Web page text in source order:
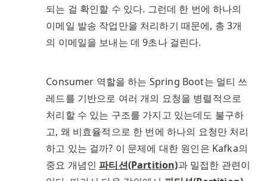
되는 걸 확인할 수 있다. 그런데 한 번에 하나의
이메일 발송 작업만을 처리하기 때문에, 총 3개
의 이메일을 보내는 데 9초나 걸린다.
Consumer 역할을 하는 Spring Boot는 멀티 쓰
레드를 기반으로 여러 개의 요청을 병렬적으로
처리할 수 있는 구조를 가지고 있는데도 불구하
고, 왜 비효율적으로 한 번에 하나의 요청만 처리
하고 있는 걸까? 이 문제에 대한 원인은 Kafka의
중요 개념인 파티션(Partition)과 밀접한 관련이